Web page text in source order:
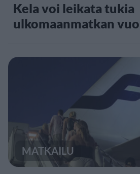
Kela voi leikata tukia
ulkomaanmatkan
MATKAILU